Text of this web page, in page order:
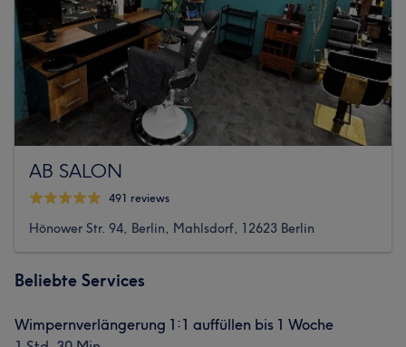
AB SALON
491 reviews
Hönower Str. 94, Berlin, Mahlsdorf, 12623 Berlin
Beliebte Services
Wimpernverlängerung 1:1 auffüllen bis 1 Woche